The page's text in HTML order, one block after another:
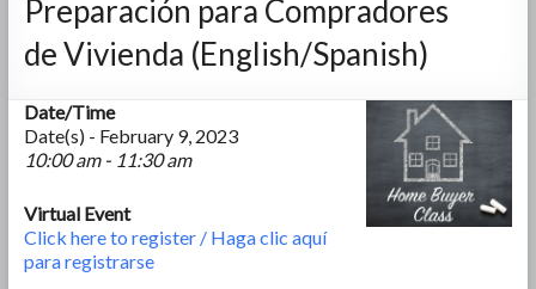
Preparación para Compradores
de Vivienda (English/Spanish)
Date/Time
Date(s) - February 9, 2023
10:00 am - 11:30 am
Virtual Event
Click here to register / Haga clic aquí
para registrarse